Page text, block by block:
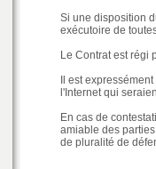
Si une disposition
exécutoire de
Le Contrat est régi
Il est
l'Internet qui
En cas de
amiable des
de pluralité de